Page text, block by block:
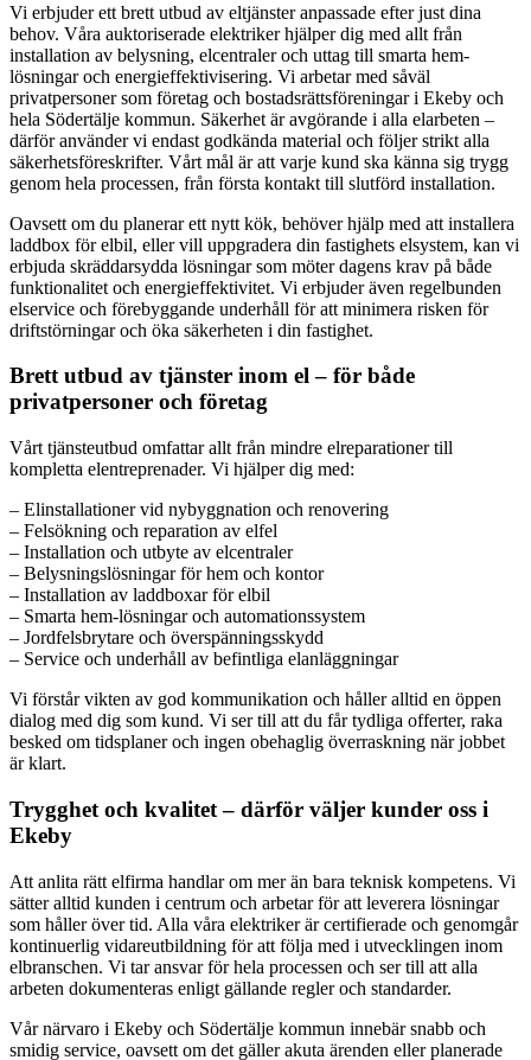
Vi erbjuder ett brett utbud av eltjänster anpassade efter just dina
behov. Våra auktoriserade elektriker hjälper dig med allt från
installation av belysning, elcentraler och uttag till smarta hem-
lösningar och energieffektivisering. Vi arbetar med såväl
privatpersoner som företag och bostadsrättsföreningar i Ekeby och
hela Södertälje kommun. Säkerhet är avgörande i alla elarbeten –
därför använder vi endast godkända material och följer strikt alla
säkerhetsföreskrifter. Vårt mål är att varje kund ska känna sig trygg
genom hela processen, från första kontakt till slutförd installation.
Oavsett om du planerar ett nytt kök, behöver hjälp med att installera
laddbox för elbil, eller vill uppgradera din fastighets elsystem, kan vi
erbjuda skräddarsydda lösningar som möter dagens krav på både
funktionalitet och energieffektivitet. Vi erbjuder även regelbunden
elservice och förebyggande underhåll för att minimera risken för
driftstörningar och öka säkerheten i din fastighet.
Brett utbud av tjänster inom el – för både
privatpersoner och företag
Vårt tjänsteutbud omfattar allt från mindre elreparationer till
kompletta elentreprenader. Vi hjälper dig med:
– Elinstallationer vid nybyggnation och renovering
– Felsökning och reparation av elfel
– Installation och utbyte av elcentraler
– Belysningslösningar för hem och kontor
– Installation av laddboxar för elbil
– Smarta hem-lösningar och automationssystem
– Jordfelsbrytare och överspänningsskydd
– Service och underhåll av befintliga elanläggningar
Vi förstår vikten av god kommunikation och håller alltid en öppen
dialog med dig som kund. Vi ser till att du får tydliga offerter, raka
besked om tidsplaner och ingen obehaglig överraskning när jobbet
är klart.
Trygghet och kvalitet – därför väljer kunder oss i
Ekeby
Att anlita rätt elfirma handlar om mer än bara teknisk kompetens. Vi
sätter alltid kunden i centrum och arbetar för att leverera lösningar
som håller över tid. Alla våra elektriker är certifierade och genomgår
kontinuerlig vidareutbildning för att följa med i utvecklingen inom
elbranschen. Vi tar ansvar för hela processen och ser till att alla
arbeten dokumenteras enligt gällande regler och standarder.
Vår närvaro i Ekeby och Södertälje kommun innebär snabb och
smidig service, oavsett om det gäller akuta ärenden eller planerade